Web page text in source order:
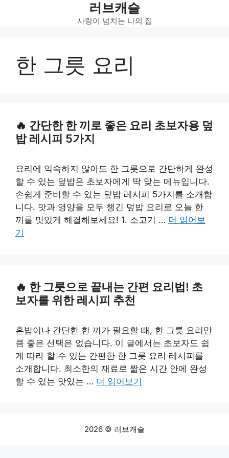
러브캐슬
사랑이 넘치는 나의 집
한 그릇 요리
간단한 한 끼로 좋은 요리 초보자용 덮
밥 레시피 5가지
요리에 익숙하지 않아도 한 그릇으로 간단하게 완성
할 수 있는 덮밥은 초보자에게 딱 맞는 메뉴입니다.
손쉽게 준비할 수 있는 덮밥 레시피 5가지를 소개합
니다. 맛과 영양을 모두 챙긴 덮밥 요리로 오늘 한
끼를 맛있게 해결해보세요! 1. 소고기 … 더 읽어보
기
한 그릇으로 끝내는 간편 요리법! 초
보자를 위한 레시피 추천
혼밥이나 간단한 한 끼가 필요할 때, 한 그릇 요리만
큼 좋은 선택은 없습니다. 이 글에서는 초보자도 쉽
게 따라 할 수 있는 간편한 한 그릇 요리 레시피를
소개합니다. 최소한의 재료로 짧은 시간 안에 완성
할 수 있는 맛있는 … 더 읽어보기
2026 © 러브캐슬